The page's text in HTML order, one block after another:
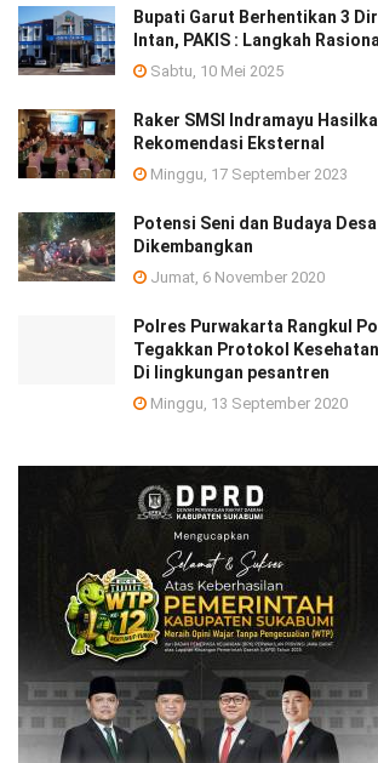
Bupati Garut Berhentikan 3
Intan, PAKIS : Langkah
Sabtu, 10 Mei 2025
Raker SMSI Indramayu
Rekomendasi Eksternal
Minggu, 17 September 2023
Potensi Seni dan Budaya
Dikembangkan
Jumat, 6 November 2020
Polres Purwakarta Rangkul
Tegakkan Protokol
Di lingkungan pesantren
Minggu, 13 September 2020